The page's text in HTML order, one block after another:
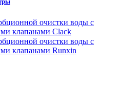
очистки воды с
клапанами Clack
очистки воды с
клапанами Runxin